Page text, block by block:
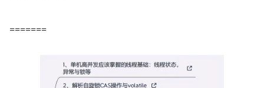
=======